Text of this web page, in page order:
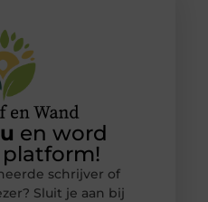
en word
platform!
schrijver of
Sluit je aan bij